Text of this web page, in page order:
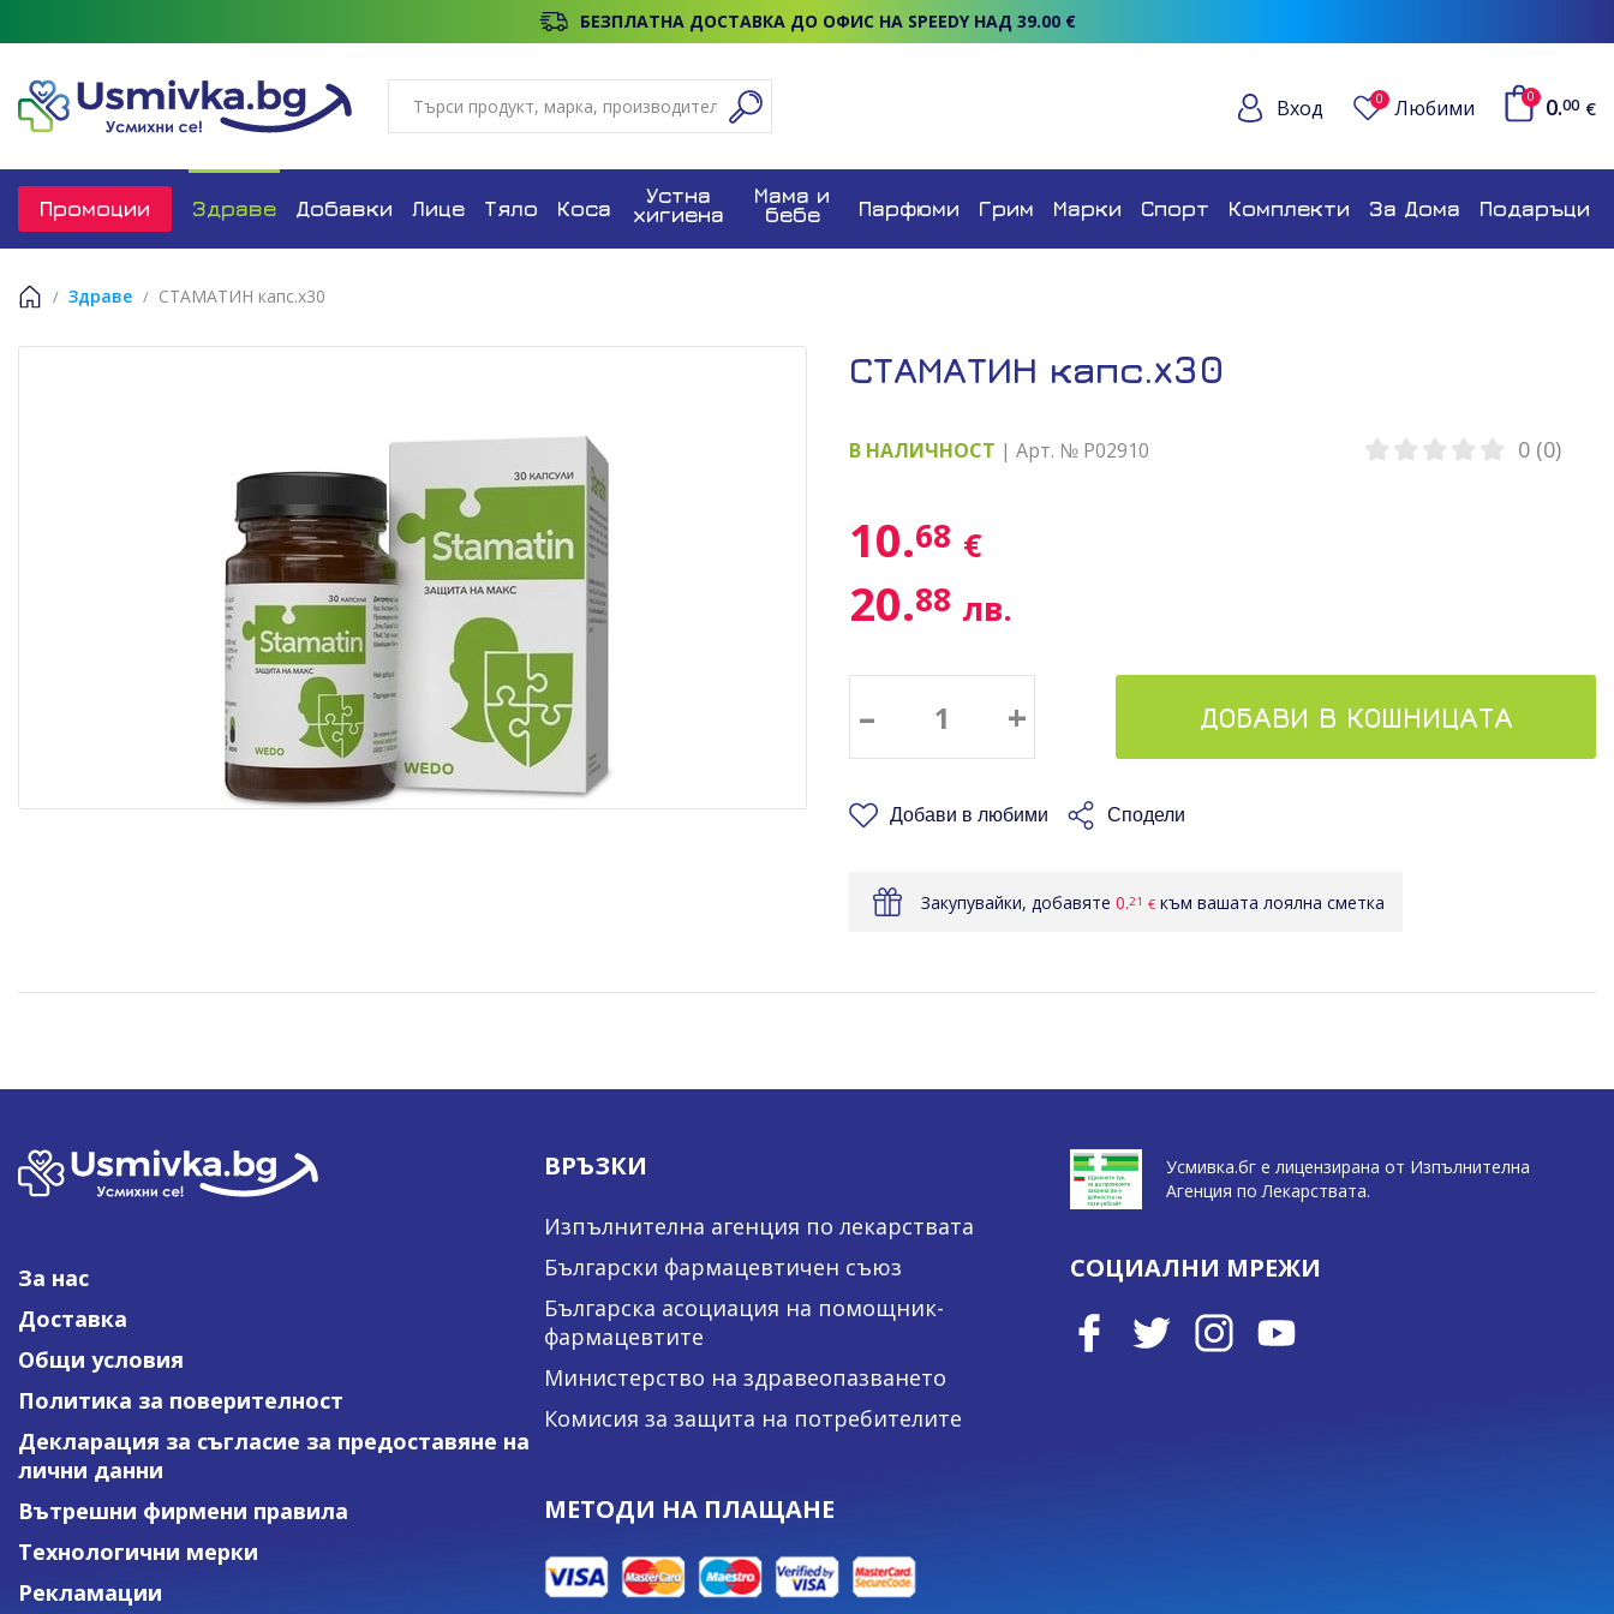
БЕЗПЛАТНА ДОСТАВКА ДО ОФИС НА SPEEDY НАД 39.00 €
Вход 0 Любими 0 0.00 €
Промоции Здраве Добавки Лице Тяло Коса
Устна
хигиена
Мама и
бебе Парфюми Грим Марки Спорт Комплекти За Дома Подаръци
Здраве СТАМАТИН капс.x30
СТАМАТИН капс.x30
В НАЛИЧНОСТ | Арт. № P02910 0 (0)
10.68 €
20.88 лв.
– + ДОБАВИ В КОШНИЦАТА
Добави в любими Сподели
Закупувайки, добавяте 0.21 € към вашата лоялна сметка
За нас
Доставка
Общи условия
Политика за поверителност
Декларация за съгласие за предоставяне на
лични данни
Вътрешни фирмени правила
Технологични мерки
Рекламации
ВРЪЗКИ
Изпълнителна агенция по лекарствата
Български фармацевтичен съюз
Българска асоциация на помощник-
фармацевтите
Министерство на здравеопазването
Комисия за защита на потребителите
МЕТОДИ НА ПЛАЩАНЕ
Усмивка.бг е лицензирана от Изпълнителна
Агенция по Лекарствата.
СОЦИАЛНИ МРЕЖИ